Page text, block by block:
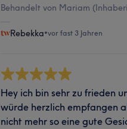
Behandelt von Mariam
Rebekka•vor fast 3 Jahren
Hey ich bin sehr zu frieden
würde herzlich empfangen
nicht mehr so eine gute